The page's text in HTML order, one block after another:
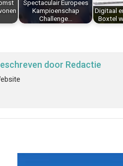
Spectaculair Europees
Kampioenschap
Challenge…
Digitaal
Boxtel
door Redactie